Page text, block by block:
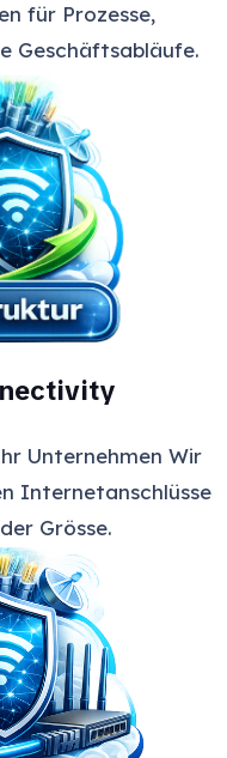
für Prozesse,
Geschäftsabläufe.
Unternehmen Wir
Internetanschlüsse
Grösse.